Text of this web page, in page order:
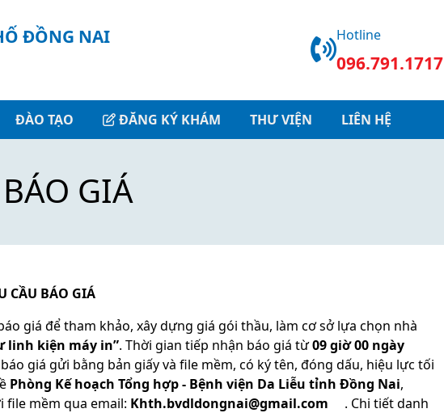
ĐỒNG NAI Hotline
096.791.1717
ĐÀO TẠO ĐĂNG KÝ KHÁM THƯ VIỆN LIÊN HỆ
GIÁ
CẦU BÁO GIÁ
giá để tham khảo, xây dựng giá gói thầu, làm cơ sở lựa chọn nhà
linh kiện máy in”. Thời gian tiếp nhận báo giá từ09 giờ 00 ngày
báo giá gửi bằng bản giấy và file mềm, có ký tên, đóng dấu, hiệu lực tối
Phòng Kế hoạch Tổng hợp - Bệnh viện Da Liễu tỉnh Đồng Nai,
file mềm qua email: Khth.bvdldongnai@gmail.com
. Chi tiết danh
Ban Giám đốc
Sơ đồ tổ chức
Khoa chuyên môn
Bảng giá
Xét nghiệm
Giáo dục sức khỏe
Văn bản
Lịch khám bệnh
Nghiên cứu khoa học
Giáo dục truyền thông
Video